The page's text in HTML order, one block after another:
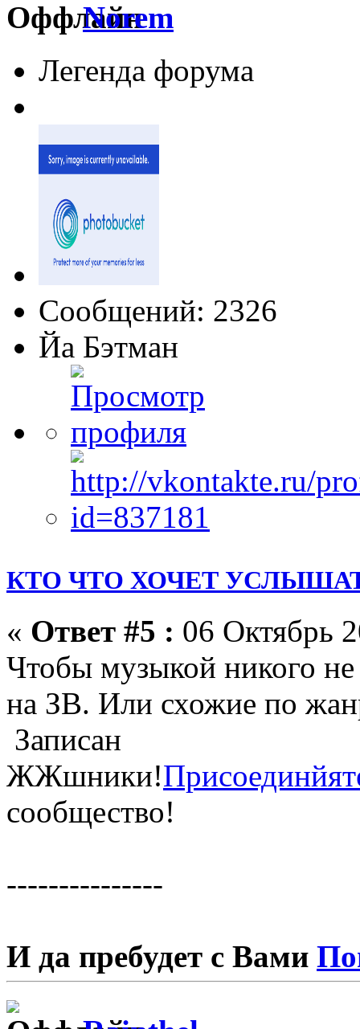
Norem
Легенда форума
Сообщений: 2326
Йа Бэтман
КТО ЧТО ХОЧЕТ
« Ответ #5 : 06 Октябрь
Чтобы музыкой никого
на ЗВ. Или схожие по
Записан
ЖЖшники!
сообщество!
---------------
И да пребудет с Вами